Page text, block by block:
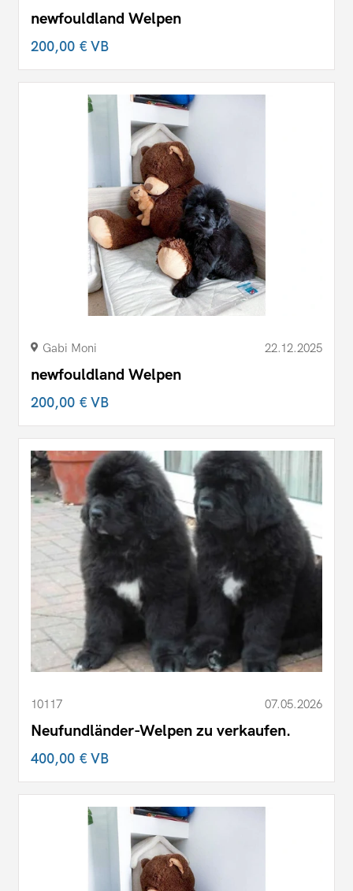
newfouldland Welpen
200,00 €VB
Gabi Moni 22.12.2025
newfouldland Welpen
200,00 €VB
10117 07.05.2026
Neufundländer-Welpen zu verkaufen.
400,00 €VB